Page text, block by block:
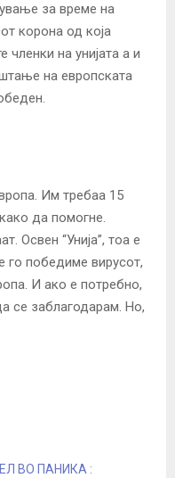
за време на
корона од која
членки на унијата а и
на европската
Им требаа 15
да помогне.
Освен “Унија”, тоа е
го победиме вирусот,
И ако е потребно,
се заблагодарам. Но,
ВО ПАНИКА :